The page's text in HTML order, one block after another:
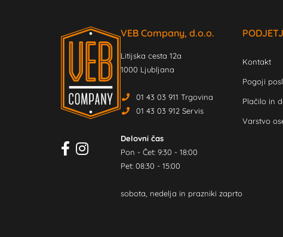
VEB Company, d.o.o.
Litijska cesta 12a
1000 Ljubljana
01 43 03 911 Trgovina
01 43 03 912 Servis
Delovni čas
Pon - Čet: 9:30 - 18:00
Pet: 08:30 - 15:00
sobota, nedelja in prazniki zaprto
Kontakt
Pogoji
Plačilo in
Varstvo